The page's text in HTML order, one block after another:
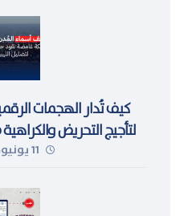
كيف تُدار الهجمات
لتأجيج التحريض
اللجوء
11 يونيو، 2026